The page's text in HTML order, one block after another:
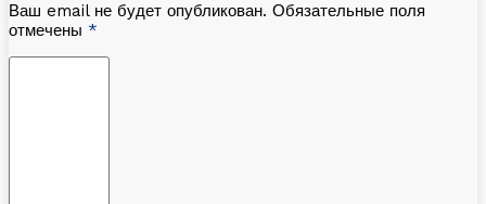
Ваш email не будет опубликован. Обязательные поля
отмечены *